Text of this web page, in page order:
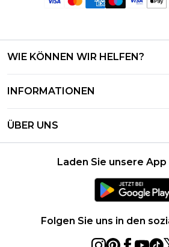
WIE KÖNNEN WIR HELFEN?
Meine Bestellung verfolgen &
Lieferoptionen
Rückgaberecht – Aktualisiert
INFORMATIONEN
Geschäftsbedingungen –
Geschenkkarten-Guthaben
Datenschutzhinweis –
ÜBER UNS
Erklärung Zur Modernen
Laden Sie unsere
Folgen Sie uns in den